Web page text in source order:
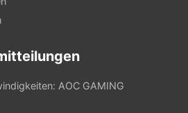
AOC GAMING